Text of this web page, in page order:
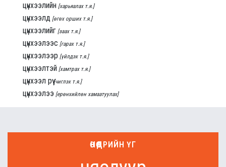
цүнхээлийн [харьяалах т.я.]
цүнхээлд [өгөх орших т.я.]
цүнхээлийг [заах т.я.]
цүнхээлээс [гарах т.я.]
цүнхээлээр [үйлдэх т.я.]
цүнхээлтэй [хамтрах т.я.]
цүнхээл рүү [чиглэх т.я.]
цүнхээлээ [ерөнхийлөн хамаатуулах]
ӨНӨӨДРИЙН ҮГ